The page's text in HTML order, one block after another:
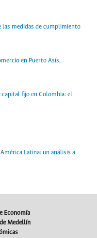
las medidas de cumplimiento
en Puerto Asís,
fijo en Colombia: el
Latina: un análisis a
Economía
Medellín